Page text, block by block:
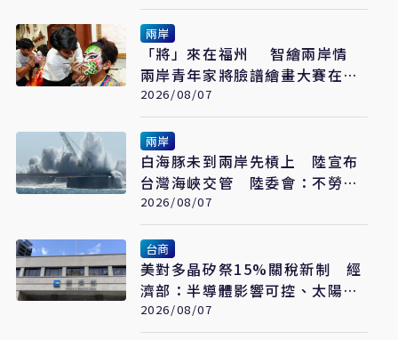
兩岸
「將」來在福州 智繪兩岸情
兩岸青年家將臉譜繪畫大賽在福
州開幕
2026/08/07
兩岸
白海豚未到兩岸先槓上 陸宣布
台灣海峽交管 陸委會：不勞費
心
2026/08/07
台商
美對多晶矽祭15%關稅新制 經
濟部：半導體影響可控、太陽能
產業衝擊有限
2026/08/07